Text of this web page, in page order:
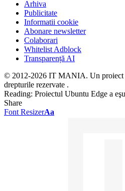
Arhiva
Publicitate
Informatii cookie
Abonare newsletter
Colaborari
Whitelist Adblock
Transparență AI
© 2012-2026 IT MANIA. Un proiect
drepturile rezervate .
Reading: Proiectul Ubuntu Edge a
Share
Font ResizerAa